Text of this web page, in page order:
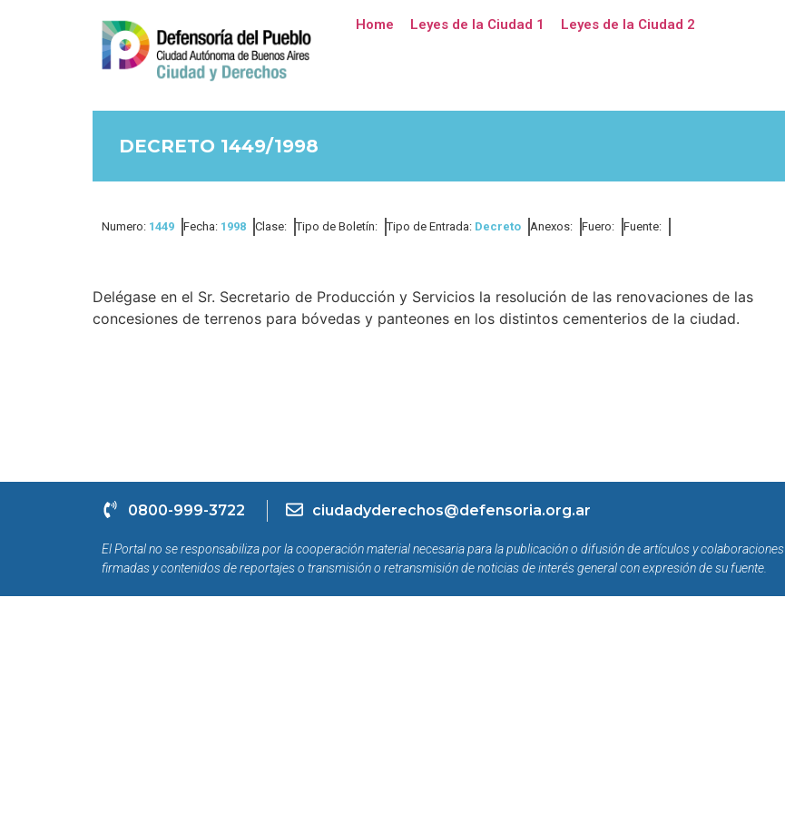
Home Leyes de la Ciudad 1 Leyes de la Ciudad 2
DECRETO 1449/1998
Numero: 1449 Fecha: 1998 Clase: Tipo de Boletín: Tipo de Entrada: Decreto Anexos: Fuero: Fuente:
Delégase en el Sr. Secretario de Producción y Servicios la resolución de las renovaciones de las
concesiones de terrenos para bóvedas y panteones en los distintos cementerios de la ciudad.
0800-999-3722 ciudadyderechos@defensoria.org.ar
El Portal no se responsabiliza por la cooperación material necesaria para la publicación o difusión de artículos y colaboraciones
firmadas y contenidos de reportajes o transmisión o retransmisión de noticias de interés general con expresión de su fuente.